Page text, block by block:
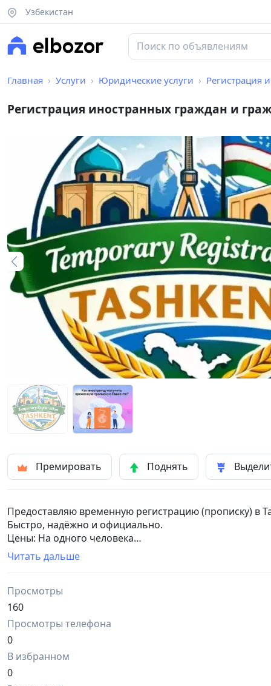
Узбекистан
Главная Услуги Юридические услуги Регистрация
Регистрация иностранных граждан и
Премировать Поднять
Предоставляю временную регистрацию (прописку) в
Быстро, надёжно и официально.
Цены: На одного человека
• Временная регистрация:
– 1 месяц — $100 На одного человека
– 3 месяца — $200. На одного человека
– 6 месяцев — $350. На одного человека
Читать дальше
Просмотры
160
Просмотры телефона
0
В избранном
0